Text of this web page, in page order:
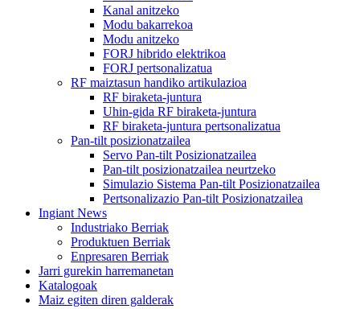
Kanal anitzeko
Modu bakarrekoa
Modu anitzeko
FORJ hibrido elektrikoa
FORJ pertsonalizatua
RF maiztasun handiko artikulazioa
RF biraketa-juntura
Uhin-gida RF biraketa-juntura
RF biraketa-juntura pertsonalizatua
Pan-tilt posizionatzailea
Servo Pan-tilt Posizionatzailea
Pan-tilt posizionatzailea neurtzeko
Simulazio Sistema Pan-tilt Posizionatzailea
Pertsonalizazio Pan-tilt Posizionatzailea
Ingiant News
Industriako Berriak
Produktuen Berriak
Enpresaren Berriak
Jarri gurekin harremanetan
Katalogoak
Maiz egiten diren galderak